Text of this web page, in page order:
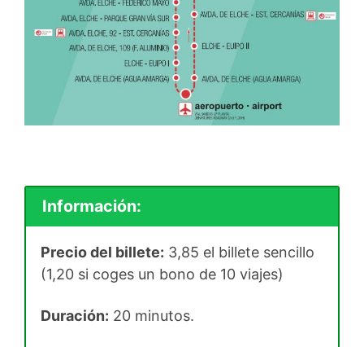
Información:
Precio del billete: 3,85 el billete sencillo
(1,20 si coges un bono de 10 viajes)
Duración: 20 minutos.